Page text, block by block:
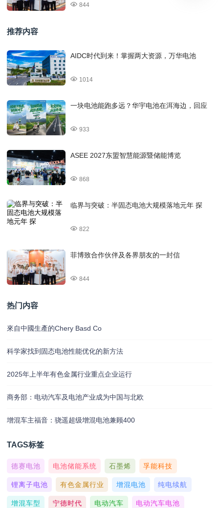
844
推荐内容
AIDC时代到来！掌握两大资源，万华电池
1014
一块电池能跑多远？华宇电池在洱海边，回应
933
ASEE 2027东盟智慧能源暨储能博览
868
临界与突破：半固态电池大规模落地元年 探
822
菲博致合作伙伴及各界朋友的一封信
844
热门内容
來自中國生產的Chery Basd Co
科学家找到固态电池性能优化的新方法
2025年上半年有色金属行业重点企业运行
商务部：电动汽车及电池产业成为中国与北欧
增混车主福音：骁遥超级增混电池兼顾400
TAGS标签
德赛电池 电池储能系统 石墨烯 孚能科技
锂离子电池 有色金属行业 增混电池 纯电续航
增混车型 宁德时代 电动汽车 电动汽车电池